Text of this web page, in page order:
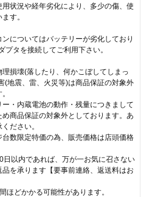
状況や経年劣化により、多少の傷、使
す。
についてはバッテリーが劣化しており
プタを接続してご利用下さい。
損壊(落したり、何かこぼしてしまっ
(地震、雷、火災等)は商品保証の対象外
・内蔵電池の動作・残量につきまして
商品保証の対象外としております。あ
ださい。
数限定特価の為、販売価格は店頭価格
以内であれば、万が一お気に召さない
を承ります【要事前連絡、返送料はお
ほどかかる可能性があります。